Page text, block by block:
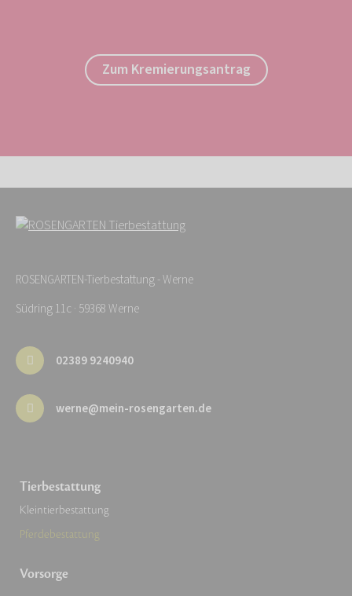
Zum Kremierungsantrag
ROSENGARTEN-Tierbestattung - Werne
Südring 11c · 59368 Werne
02389 9240940
werne@mein-rosengarten.de
Tierbestattung
Kleintierbestattung
Pferdebestattung
Vorsorge